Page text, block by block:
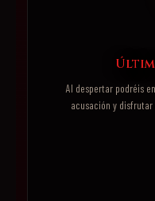
Al despertar podréis
acusación y